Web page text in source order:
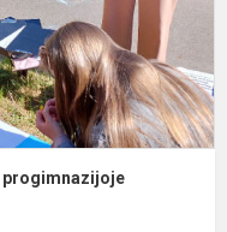
progimnazijoje